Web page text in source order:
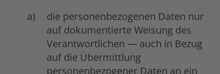
die personenbezogenen Daten nur
auf dokumentierte Weisung des
Verantwortlichen — auch in Bezug
auf die Übermittlung
personenbezogener Daten an ein